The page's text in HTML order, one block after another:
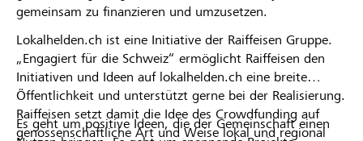
gemeinsam zu finanzieren und umzusetzen.
Lokalhelden.ch ist eine Initiative der Raiffeisen Gruppe.
„Engagiert für die Schweiz“ ermöglicht Raiffeisen den
Initiativen und Ideen auf lokalhelden.ch eine breite
Öffentlichkeit und unterstützt gerne bei der Realisierung.
Raiffeisen setzt damit die Idee des Crowdfunding auf
genossenschaftliche Art und Weise lokal und regional
Es geht um positive Ideen, die der Gemeinschaft einen